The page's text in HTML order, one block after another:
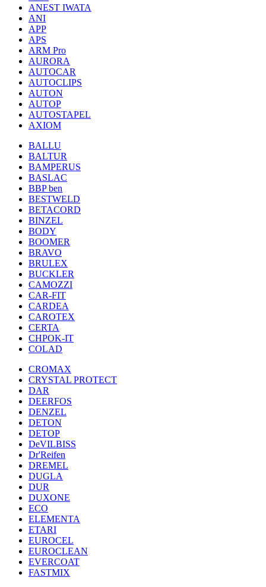
ANEST IWATA
ANI
APP
APS
ARM Pro
AURORA
AUTOCAR
AUTOCLIPS
AUTON
AUTOP
AUTOSTAPEL
AXIOM
BALLU
BALTUR
BAMPERUS
BASLAC
BBP ben
BESTWELD
BETACORD
BINZEL
BODY
BOOMER
BRAVO
BRULEX
BUCKLER
CAMOZZI
CAR-FIT
CARDEA
CAROTEX
CERTA
CHPOK-IT
COLAD
CROMAX
CRYSTAL PROTECT
DAR
DEERFOS
DENZEL
DETON
DETOP
DeVILBISS
Dr'Reifen
DREMEL
DUGLA
DUR
DUXONE
ECO
ELEMENTA
ETARI
EUROCEL
EUROCLEAN
EVERCOAT
FASTMIX